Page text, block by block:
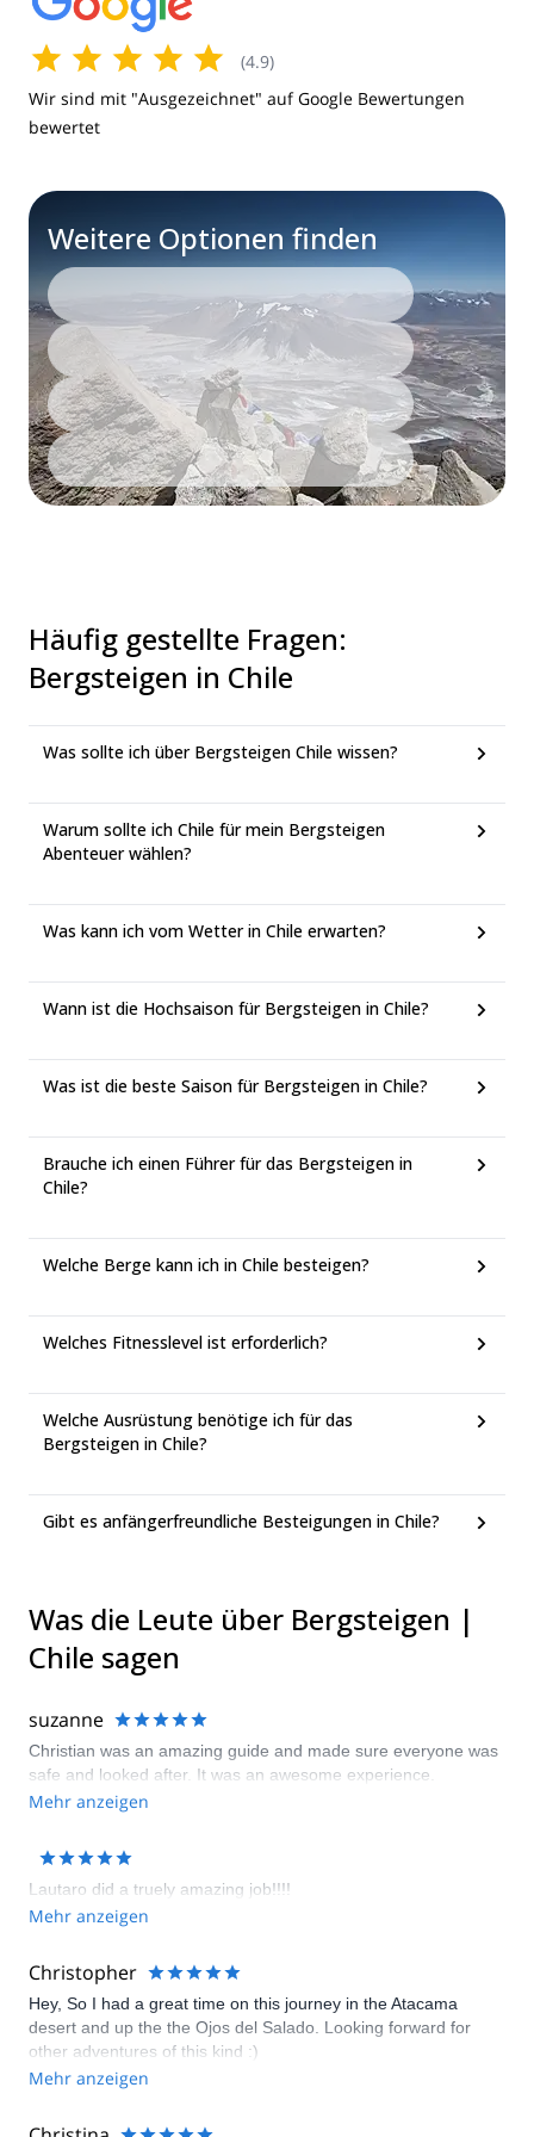
(4.9)
Wir sind mit "Ausgezeichnet" auf Google Bewertungen
bewertet
Weitere Optionen finden
Häufig gestellte Fragen:
Bergsteigen in Chile
Was sollte ich über Bergsteigen Chile wissen?
Warum sollte ich Chile für mein Bergsteigen
Abenteuer wählen?
Was kann ich vom Wetter in Chile erwarten?
Wann ist die Hochsaison für Bergsteigen in Chile?
Was ist die beste Saison für Bergsteigen in Chile?
Brauche ich einen Führer für das Bergsteigen in
Chile?
Welche Berge kann ich in Chile besteigen?
Welches Fitnesslevel ist erforderlich?
Welche Ausrüstung benötige ich für das
Bergsteigen in Chile?
Gibt es anfängerfreundliche Besteigungen in Chile?
Was die Leute über Bergsteigen |
Chile sagen
suzanne
Christian was an amazing guide and made sure everyone was
safe and looked after. It was an awesome experience.
Mehr anzeigen
Lautaro did a truely amazing job!!!!
Mehr anzeigen
Christopher
Hey, So I had a great time on this journey in the Atacama
desert and up the the Ojos del Salado. Looking forward for
other adventures of this kind :)
Mehr anzeigen